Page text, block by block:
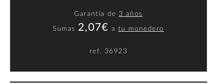
Garantía de 3 años
Sumas 2,07€ atu monedero
ref. 36923